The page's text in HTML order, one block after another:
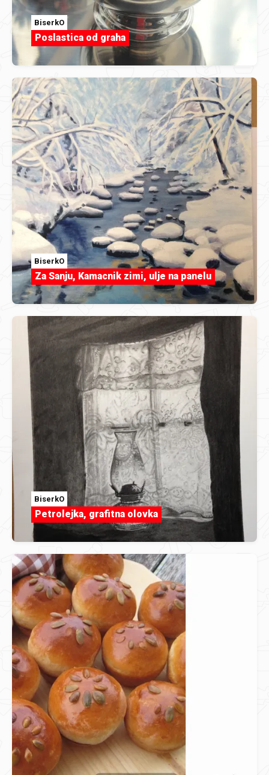
BiserkO
Poslastica od graha
BiserkO
Za Sanju, Kamacnik zimi, ulje na panelu
BiserkO
Petrolejka, grafitna olovka